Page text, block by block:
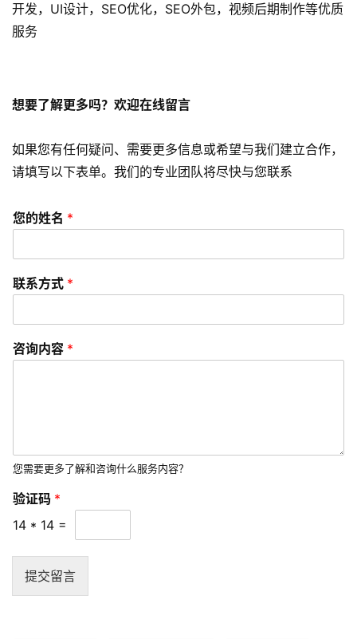
s
优
化
数
字
销
A
P
P
资
分
享
见
问
开发，UI设计，SEO优化，SEO外包，视频后期制作等优质
服务
想要了解更多吗？欢迎在线留言
如果您有任何疑问、需要更多信息或希望与我们建立合作，
请填写以下表单。我们的专业团队将尽快与您联系
您的姓名 *
联系方式 *
咨询内容 *
您需要更多了解和咨询什么服务内容？
验证码 *
14 * 14 =
提交留言